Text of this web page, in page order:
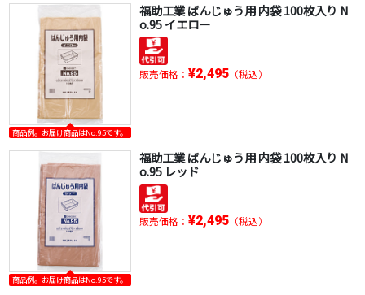
商品例。お届け商品はNo.95です。
福助工業 ばんじゅう用 内袋 100枚入り N
o.95 イエロー
販売価格： ¥2,495（税込）
商品例。お届け商品はNo.95です。
福助工業 ばんじゅう用 内袋 100枚入り N
o.95 レッド
販売価格： ¥2,495（税込）